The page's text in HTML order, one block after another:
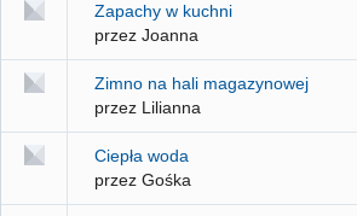
Zapachy w kuchni
przez Joanna
Zimno na hali magazynowej
przez Lilianna
Ciepła woda
przez Gośka